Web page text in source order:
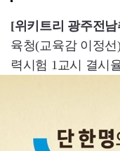
[위키트리 광주전
육청(교육감 이정
력시험 1교시 결시